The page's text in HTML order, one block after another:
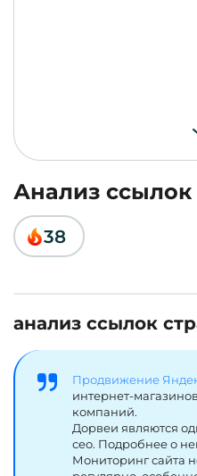
Анализ ссылок
38
анализ ссылок
Продвижение
интернет-
компаний.
Дорвеи являются
сео. Подробнее о
Мониторинг сайта